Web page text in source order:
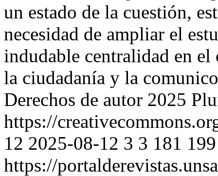
un estado de la cuestión,
necesidad de ampliar el
indudable centralidad en
la ciudadanía y la
Derechos de autor 2025
https://
12 2025-08-12 3 3 181 199
https://